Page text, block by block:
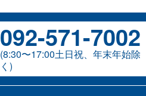
092-​571-​7002
(8:30〜17:00土日祝、年末年始除
く)